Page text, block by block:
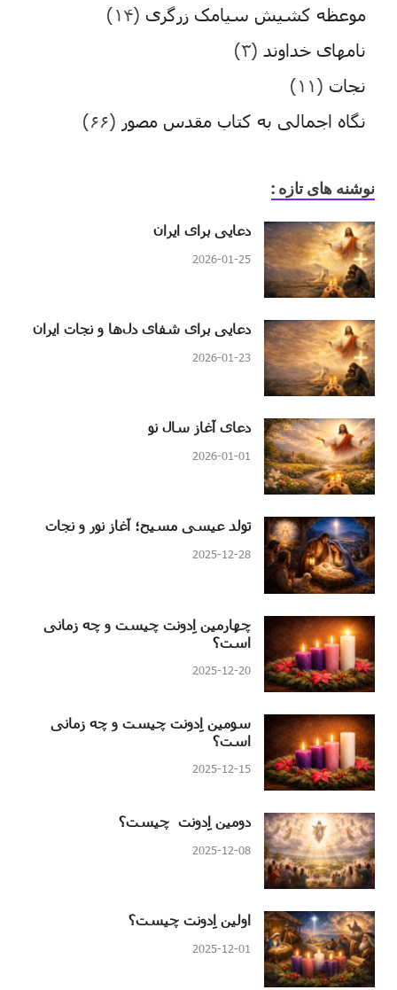
موعظه کشیش سیامک زرگری (۱۴)
نامهای خداوند (۳)
نجات (۱۱)
نگاه اجمالی به کتاب مقدس مصور (۶۶)
نوشنه های تازه :
دعایی برای ایران
2026-01-25
دعایی برای شفای دل‌ها و نجات ایران
2026-01-23
دعای آغاز سال نو
2026-01-01
تولد عیسی مسیح؛ آغاز نور و نجات
2025-12-28
چهارمین اِدونت چیست و چه زمانی
است؟
2025-12-20
سومین اِدونت چیست و چه زمانی
است؟
2025-12-15
دومین اِدونت چیست؟
2025-12-08
اولین اِدونت چیست؟
2025-12-01